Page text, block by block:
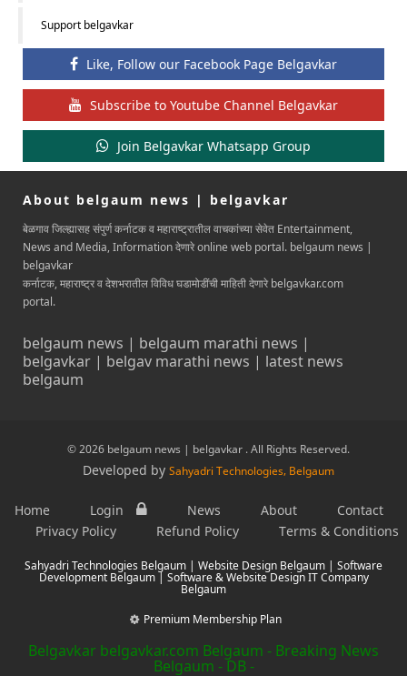
Support belgavkar
Like, Follow our Facebook Page Belgavkar
Subscribe to Youtube Channel Belgavkar
Join Belgavkar Whatsapp Group
About belgaum news | belgavkar
बेळगाव जिल्ह्यासह संपुर्ण कर्नाटक व महाराष्ट्रातील वाचकांच्या सेवेत Entertainment,
News and Media, Information देणारे online web portal. belgaum news |
belgavkar
कर्नाटक, महाराष्ट्र व देशभरातील विविध घडामोडींची माहिती देणारे belgavkar.com
portal.
belgaum news | belgaum marathi news |
belgavkar | belgav marathi news | latest news
belgaum
© 2026 belgaum news | belgavkar . All Rights Reserved.
Developed by Sahyadri Technologies, Belgaum
Home Login News About
Contact
Privacy Policy
Refund Policy Terms & Conditions
Sahyadri Technologies Belgaum | Website Design Belgaum | Software
Development Belgaum | Software & Website Design IT Company
Belgaum
Premium Membership Plan
Belgavkar belgavkar.com Belgaum - Breaking News
Belgaum - DB -